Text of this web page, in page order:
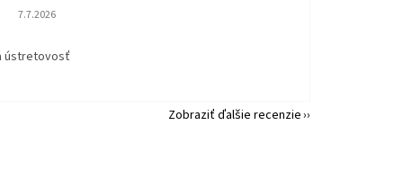
Hodnotenie obchodu je 5 z 5 hviezdičiek.
7.7.2026
ústretovosť
Zobraziť ďalšie recenzie